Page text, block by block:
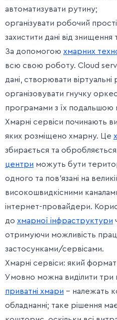
автоматизувати рутину;
організувати робочий
захистити дані від знищення
За допомогою хмарних
всю свою роботу. Сloud
дані, створювати віртуальні
організовувати гнучку
програмами з їх подальшою
Хмарні сервіси починають
яких розміщено хмарну. Це
збирається та обробляється
центри можуть бути
одного та пов’язані на
високошвидкісними
інтернет-провайдери.
до хмарної інфраструктури
отримуючи можливість
застосунками/сервісами.
Хмарні сервіси: який
Умовно можна виділити три
приватні хмари – належать
обладнанні; таке рішення